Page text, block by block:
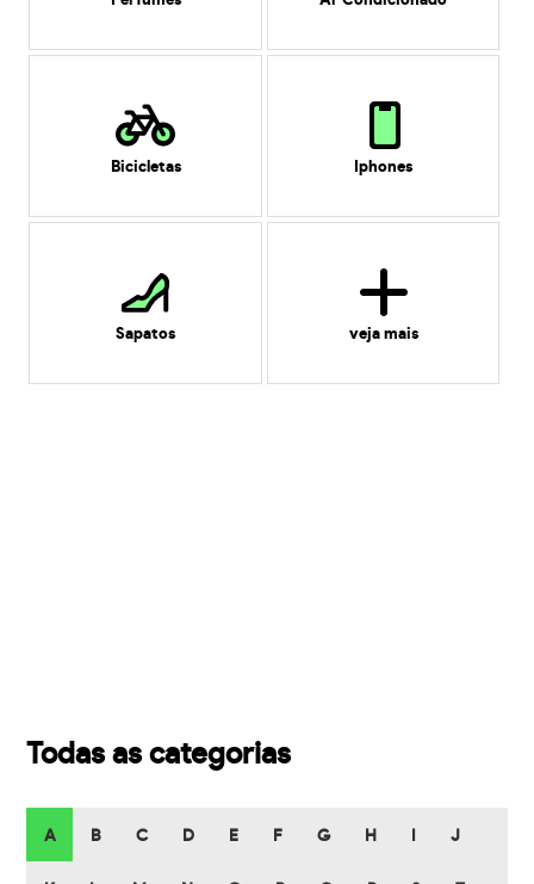
Bicicletas Iphones
Sapatos veja mais
Todas as categorias
A B C D E F G H J